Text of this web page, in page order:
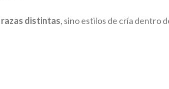
razas distintas, sino estilos de cría dentro